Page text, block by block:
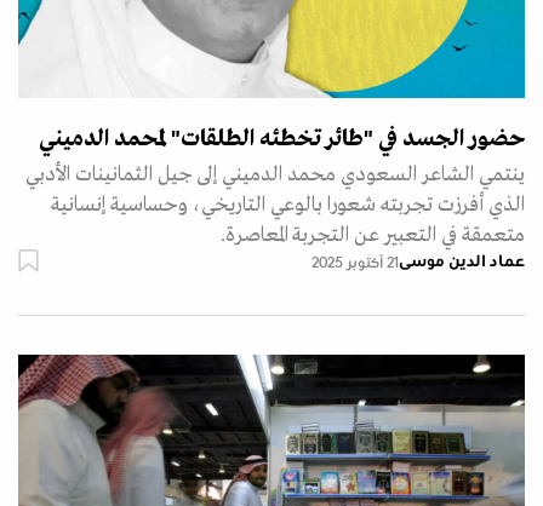
حضور الجسد في "طائر تخطئه الطلقات" لمحمد الدميني
ينتمي الشاعر السعودي محمد الدميني إلى جيل الثمانينات الأدبي
الذي أفرزت تجربته شعورا بالوعي التاريخي، وحساسية إنسانية
متعمقة في التعبير عن التجربة المعاصرة.
عماد الدين موسى21 أكتوبر 2025